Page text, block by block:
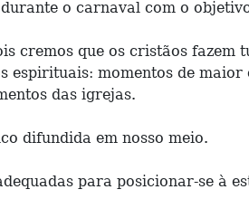
o carnaval com o
cremos que os cristãos
momentos de
das igrejas.
difundida em nosso meio.
para posicionar-se à